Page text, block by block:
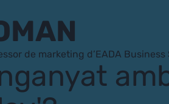
de marketing d’EADA Business